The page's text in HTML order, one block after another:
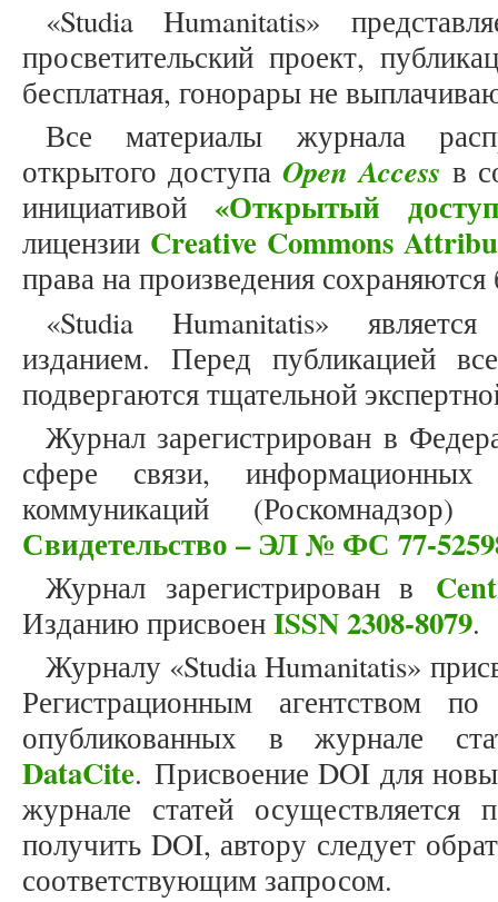
«Studia Humanitatis»
просветительский проект,
бесплатная, гонорары не
Все материалы журнала
открытого доступаOpen Access в
инициативой «Открытый
лицензии Creative Commons
права на произведения
«Studia Humanitatis»
изданием. Перед публикацией
подвергаются тщательной
Журнал зарегистрирован в
сфере связи,
коммуникаций
Свидетельство – ЭЛ № ФС 77-
Журнал зарегистрирован в
Изданию присвоенISSN 2308-8079.
Журналу «Studia Humanitatis»
Регистрационным агентством
опубликованных в журнале
DataCite. Присвоение DOI для
журнале статей
получить DOI, автору следует
соответствующим запросом.